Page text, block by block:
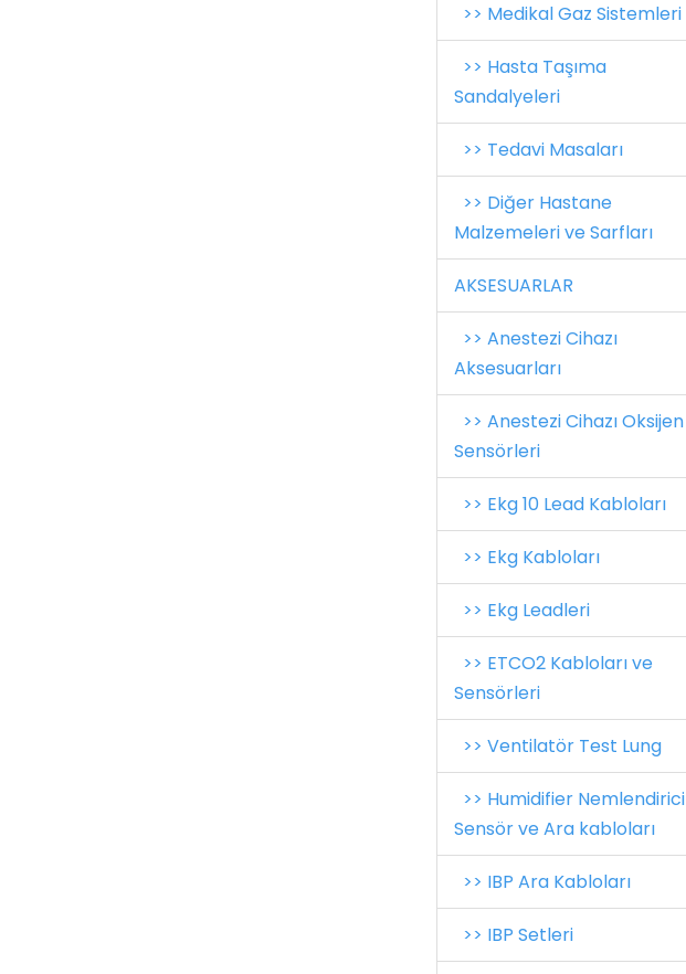
>> Medikal Gaz Sistemleri
>> Hasta Taşıma
Sandalyeleri
>> Tedavi Masaları
>> Diğer Hastane
Malzemeleri ve Sarfları
AKSESUARLAR
>> Anestezi Cihazı
Aksesuarları
>> Anestezi Cihazı Oksijen
Sensörleri
>> Ekg 10 Lead Kabloları
>> Ekg Kabloları
>> Ekg Leadleri
>> ETCO2 Kabloları ve
Sensörleri
>> Ventilatör Test Lung
>> Humidifier Nemlendirici
Sensör ve Ara kabloları
>> IBP Ara Kabloları
>> IBP Setleri